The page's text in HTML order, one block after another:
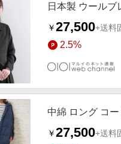
日本製 ウールブ
￥27,500+送料
2.5%
中綿 ロング コ
￥27,500+送料